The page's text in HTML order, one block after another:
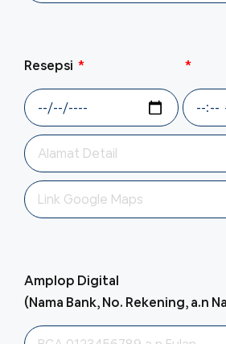
Resepsi
Amplop Digital
(Nama Bank, No. Rekening, a.n